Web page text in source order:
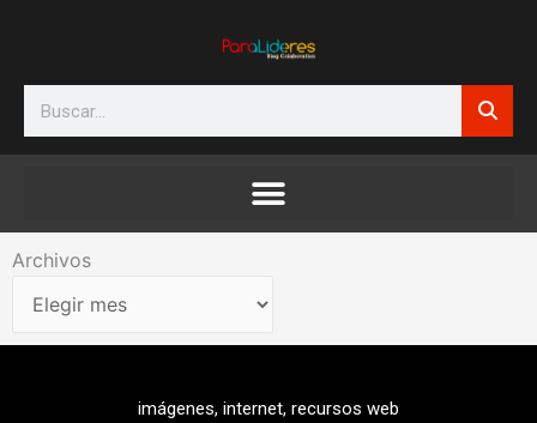
Search
Archivos
Archivos
imágenes, internet, recursos web